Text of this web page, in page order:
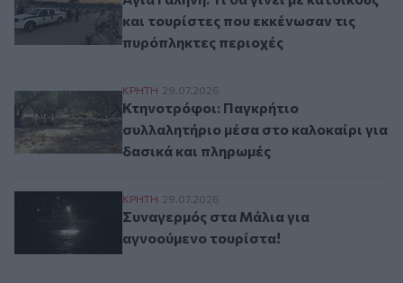
και τουρίστες που εκκένωσαν τις
πυρόπληκτες περιοχές
Κτηνοτρόφοι: Παγκρήτιο συλλαλητήριο
ΚΡΗΤΗ 29.07.2026
Κτηνοτρόφοι: Παγκρήτιο
συλλαλητήριο μέσα στο καλοκαίρι για
δασικά και πληρωμές
Συναγερμός στα Μάλια για αγνοούμενο
ΚΡΗΤΗ 29.07.2026
Συναγερμός στα Μάλια για
αγνοούμενο τουρίστα!